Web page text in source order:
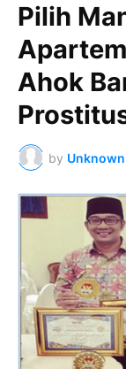
Pilih
Ahok
by Unknown